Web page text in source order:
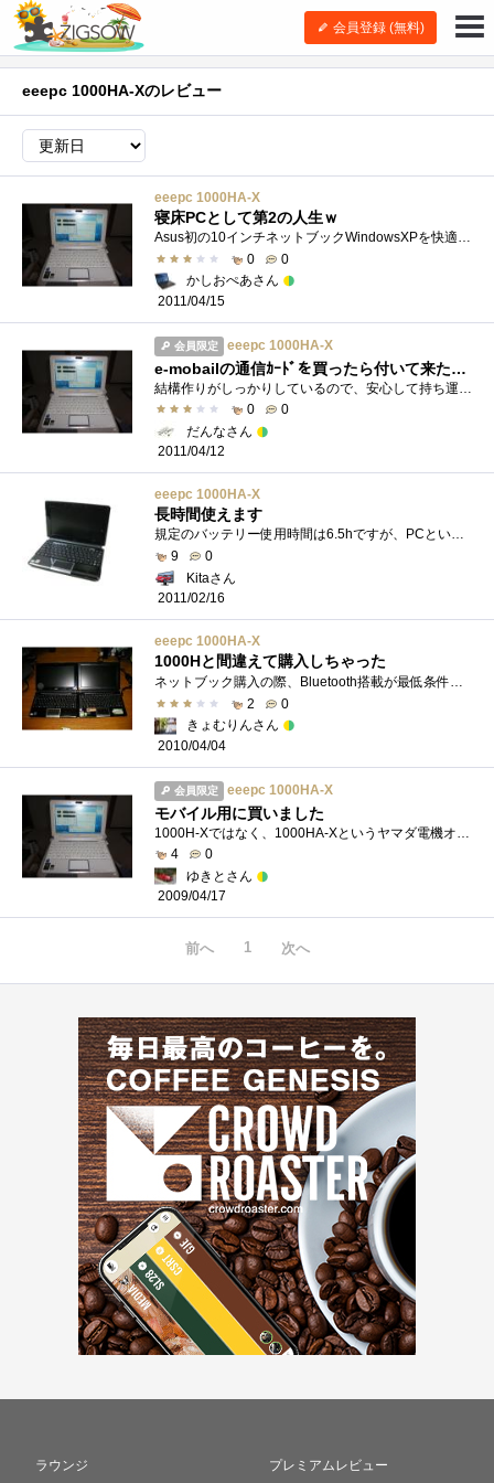
会員登録 (無料)
eeepc 1000HA-Xのレビュー
eeepc 1000HA-X
寝床PCとして第2の人生ｗ
Asus初の10インチネットブックWindowsXPを快適に動かすには 少々非力なのでメモリを 標準1GBから2GBへ変更無線LANも、ｉｎｔｅｌwifi5300へ換装済み５...
0
0
かしおぺあさん
2011/04/15
会員限定 eeepc 1000HA-X
e-mobailの通信ｶｰﾄﾞを買ったら付いて来た！？
0
0
だんなさん
2011/04/12
eeepc 1000HA-X
長時間使えます
規定のバッテリー使用時間は6.5hですが、PCというものはいろいろ作業するもので、液晶の明るさを下から2段目として実動3.5hです。購入時にメーカ...
9
0
Kitaさん
2011/02/16
eeepc 1000HA-X
1000Hと間違えて購入しちゃった
ネットブック購入の際、Bluetooth搭載が最低条件として考えていたのですが、1000HAは非搭載のモデルでした。そんなの店頭で見てもよく分かりませ�...
2
0
きょむりんさん
2010/04/04
会員限定 eeepc 1000HA-X
モバイル用に買いました
4
0
ゆきとさん
2009/04/17
前へ 1 次へ
ラウンジ プレミアムレビュー